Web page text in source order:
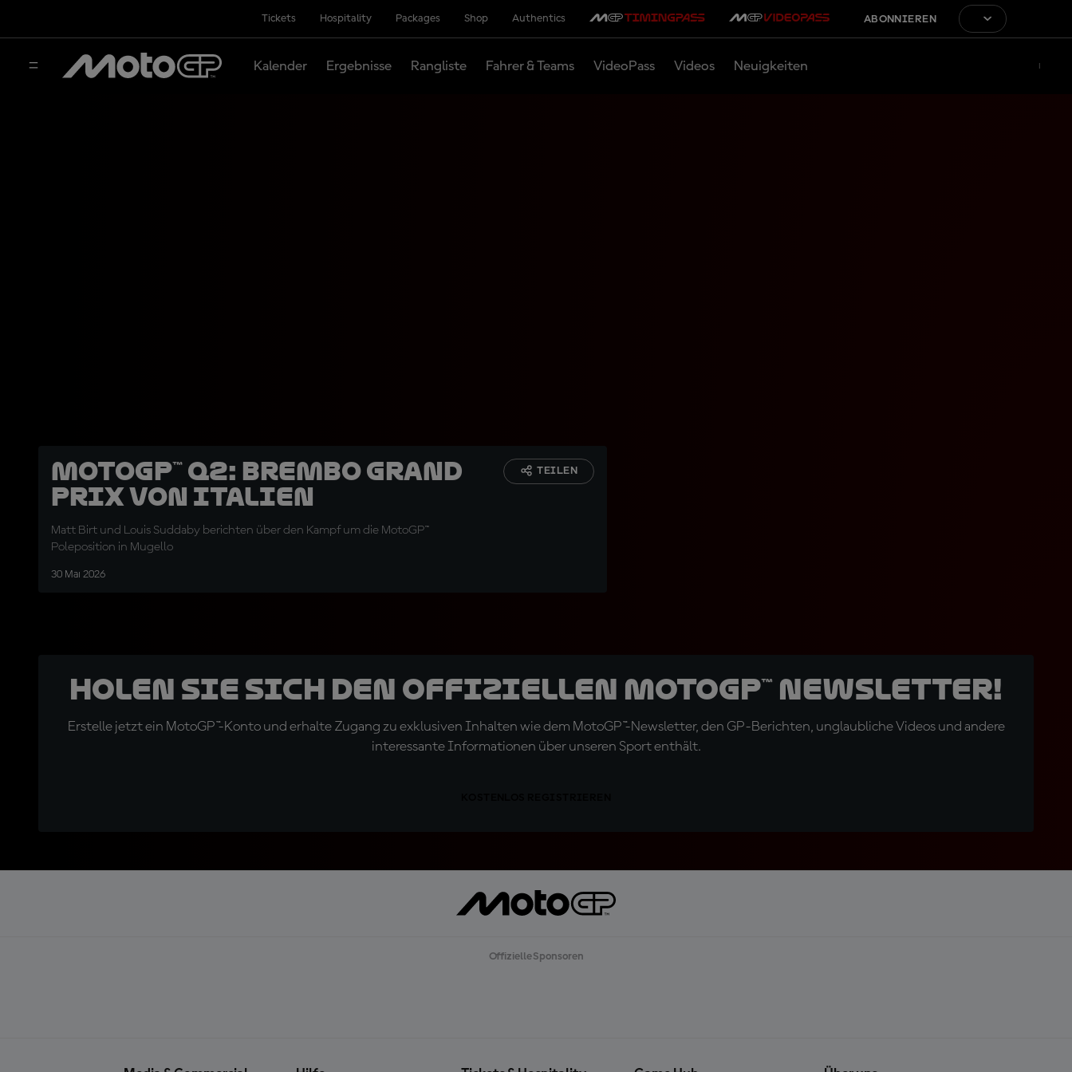
Tickets Hospitality Packages Shop Authentics ABONNIEREN
Kalender Ergebnisse Rangliste Fahrer & Teams VideoPass Videos Neuigkeiten
MotoGP™ Q2: Brembo Grand
Prix von Italien
Matt Birt und Louis Suddaby berichten über den Kampf um die MotoGP™
Poleposition in Mugello
30 Mai 2026
TEILEN
Holen Sie sich den offiziellen MotoGP™ Newsletter!
Erstelle jetzt ein MotoGP™-Konto und erhalte Zugang zu exklusiven Inhalten wie dem MotoGP™-Newsletter, den GP-Berichten, unglaubliche Videos und andere
interessante Informationen über unseren Sport enthält.
Offizielle Sponsoren